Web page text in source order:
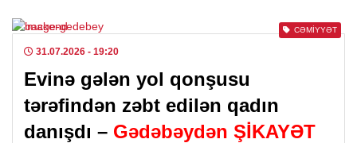
CƏMIYYƏT
31.07.2026 - 19:20
Evinə gələn yol qonşusu
tərəfindən zəbt edilən qadın
danışdı – Gədəbəydən ŞİKAYƏT